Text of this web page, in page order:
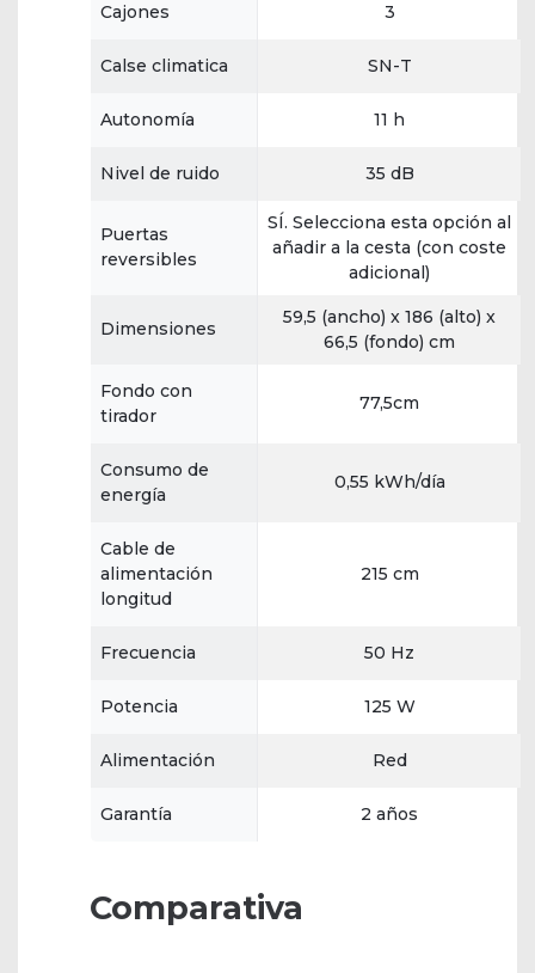
Cajones 3
Calse climatica SN-T
Autonomía 11 h
Nivel de ruido 35 dB
Puertas
reversibles
SÍ. Selecciona esta opción al
añadir a la cesta (con coste
adicional)
Dimensiones
59,5 (ancho) x 186 (alto) x
66,5 (fondo) cm
Fondo con
tirador
77,5cm
Consumo de
energía
0,55 kWh/día
Cable de
alimentación
longitud
215 cm
Frecuencia 50 Hz
Potencia 125 W
Alimentación Red
Garantía 2 años
Comparativa